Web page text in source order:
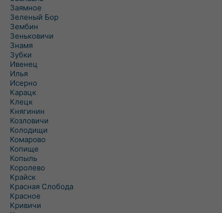
Заямное
Зеленый Бор
Зембин
Зеньковичи
Знамя
Зубки
Ивенец
Илья
Исерно
Карацк
Клецк
Княгинин
Козловичи
Колодищи
Комарово
Копище
Копыль
Королево
Крайск
Красная Слобода
Красное
Кривичи